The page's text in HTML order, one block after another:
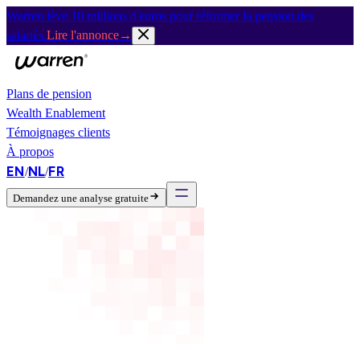
Warren lève 10 millions d'euros pour réformer la pension des
salariés.Lire l'annonce→
Plans de pension
Wealth Enablement
Témoignages clients
À propos
EN/NL/FR
Demandez une analyse gratuite